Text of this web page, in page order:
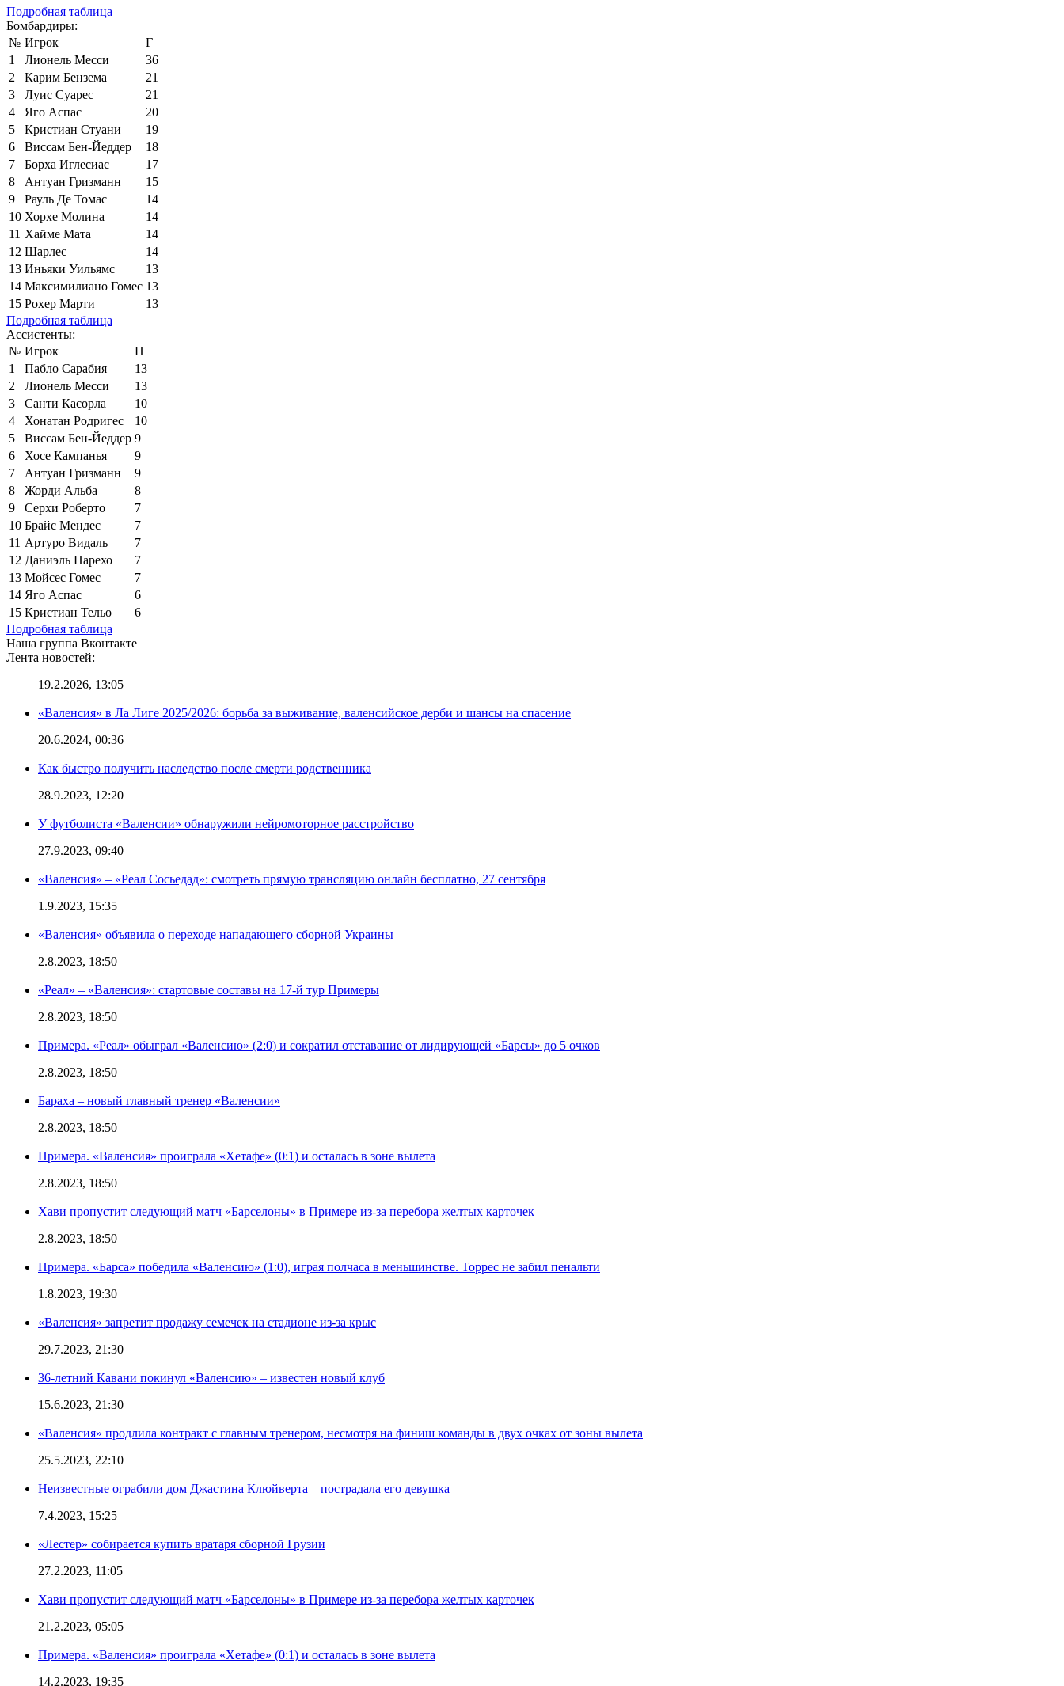
Подробная таблица
Бомбардиры:
№ Игрок
Г
1
Лионель Месси
36
2
Карим Бензема
21
3
Луис Суарес
21
4
Яго Аспас
20
5
Кристиан Стуани
19
6
Виссам Бен-Йеддер
18
7
Борха Иглесиас
17
8
Антуан Гризманн
15
9
Рауль Де Томас
14
10 Хорхе Молина
14
11 Хайме Мата
14
12 Шарлес
14
13 Иньяки Уильямс
13
14 Максимилиано Гомес 13
15 Рохер Марти
13
Подробная таблица
Ассистенты:
№ Игрок
П
1
Пабло Сарабия
13
2
Лионель Месси
13
3
Санти Касорла
10
4
Хонатан Родригес
10
5
Виссам Бен-Йеддер 9
6
Хосе Кампанья
9
7
Антуан Гризманн
9
8
Жорди Альба
8
9
Серхи Роберто
7
10 Брайс Мендес
7
11 Артуро Видаль
7
12 Даниэль Парехо
7
13 Мойсес Гомес
7
14 Яго Аспас
6
15 Кристиан Тельо
6
Подробная таблица
Наша группа Вконтакте
Лента новостей:
19.2.2026, 13:05
«Валенсия» в Ла Лиге 2025/2026: борьба за выживание, валенсийское дерби и шансы на спасение
20.6.2024, 00:36
Как быстро получить наследство после смерти родственника
28.9.2023, 12:20
У футболиста «Валенсии» обнаружили нейромоторное расстройство
27.9.2023, 09:40
«Валенсия» – «Реал Сосьедад»: смотреть прямую трансляцию онлайн бесплатно, 27 сентября
1.9.2023, 15:35
«Валенсия» объявила о переходе нападающего сборной Украины
2.8.2023, 18:50
«Реал» – «Валенсия»: стартовые составы на 17-й тур Примеры
2.8.2023, 18:50
Примера. «Реал» обыграл «Валенсию» (2:0) и сократил отставание от лидирующей «Барсы» до 5 очков
2.8.2023, 18:50
Бараха – новый главный тренер «Валенсии»
2.8.2023, 18:50
Примера. «Валенсия» проиграла «Хетафе» (0:1) и осталась в зоне вылета
2.8.2023, 18:50
Хави пропустит следующий матч «Барселоны» в Примере из-за перебора желтых карточек
2.8.2023, 18:50
Примера. «Барса» победила «Валенсию» (1:0), играя полчаса в меньшинстве. Торрес не забил пенальти
1.8.2023, 19:30
«Валенсия» запретит продажу семечек на стадионе из-за крыс
29.7.2023, 21:30
36-летний Кавани покинул «Валенсию» – известен новый клуб
15.6.2023, 21:30
«Валенсия» продлила контракт с главным тренером, несмотря на финиш команды в двух очках от зоны вылета
25.5.2023, 22:10
Неизвестные ограбили дом Джастина Клюйверта – пострадала его девушка
7.4.2023, 15:25
«Лестер» собирается купить вратаря сборной Грузии
27.2.2023, 11:05
Хави пропустит следующий матч «Барселоны» в Примере из-за перебора желтых карточек
21.2.2023, 05:05
Примера. «Валенсия» проиграла «Хетафе» (0:1) и осталась в зоне вылета
14.2.2023, 19:35